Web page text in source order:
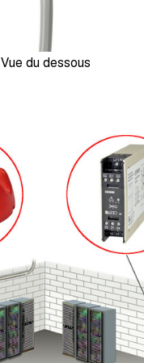
Vue du dessous